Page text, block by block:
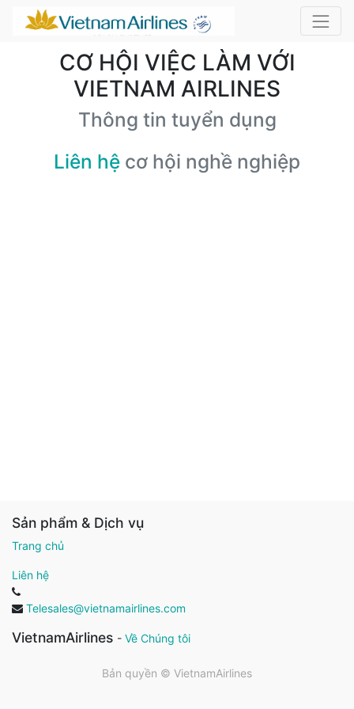
CƠ HỘI VIỆC LÀM VỚI
VIETNAM AIRLINES
Thông tin tuyển dụng
Liên hệ cơ hội nghề nghiệp
Sản phẩm & Dịch vụ
Trang chủ
Liên hệ
Telesales@vietnamairlines.com
VietnamAirlines - Về Chúng tôi
Bản quyền © VietnamAirlines